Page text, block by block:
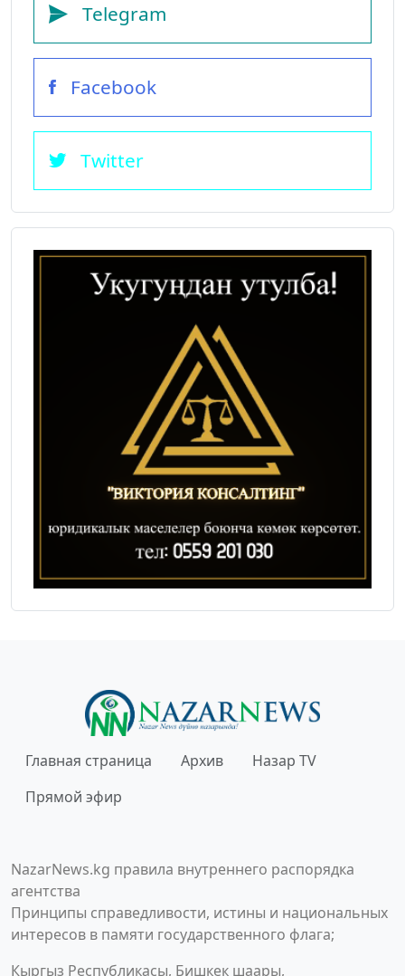
Telegram
Facebook
Twitter
Главная страница Архив
Назар TV
Прямой эфир
NazarNews.kg правила внутреннего распорядка
агентства
Принципы справедливости, истины и национальных
интересов в памяти государственного флага;
Кыргыз Республикасы, Бишкек шаары,